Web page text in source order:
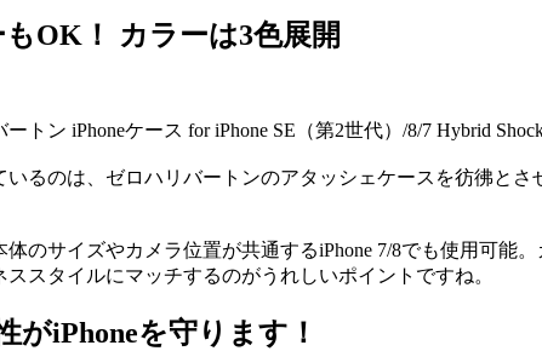
OK！ カラーは3色展開
トン iPhoneケース for iPhone SE（第2世代）/8/7 Hybrid
るのは、ゼロハリバートンのアタッシェケースを彷彿と
のサイズやカメラ位置が共通するiPhone 7/8でも使用可
スタイルにマッチするのがうれしいポイントですね。
がiPhoneを守ります！